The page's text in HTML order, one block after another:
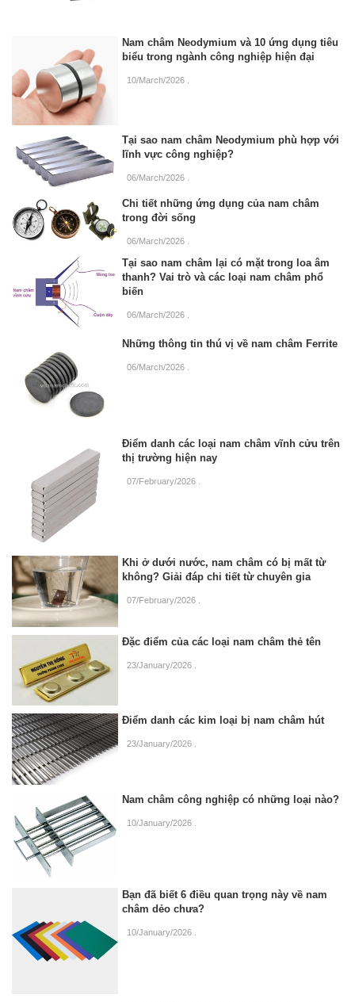
Nam châm Neodymium và 10 ứng dụng tiêu
biểu trong ngành công nghiệp hiện đại
10/March/2026
Tại sao nam châm Neodymium phù hợp với
lĩnh vực công nghiệp?
06/March/2026
Chi tiết những ứng dụng của nam châm
trong đời sống
06/March/2026
Tại sao nam châm lại có mặt trong loa âm
thanh? Vai trò và các loại nam châm phổ
biến
06/March/2026
Những thông tin thú vị về nam châm Ferrite
06/March/2026
Điểm danh các loại nam châm vĩnh cửu trên
thị trường hiện nay
07/February/2026
Khi ở dưới nước, nam châm có bị mất từ
không? Giải đáp chi tiết từ chuyên gia
07/February/2026
Đặc điểm của các loại nam châm thẻ tên
23/January/2026
Điểm danh các kim loại bị nam châm hút
23/January/2026
Nam châm công nghiệp có những loại nào?
10/January/2026
Bạn đã biết 6 điều quan trọng này về nam
châm dẻo chưa?
10/January/2026